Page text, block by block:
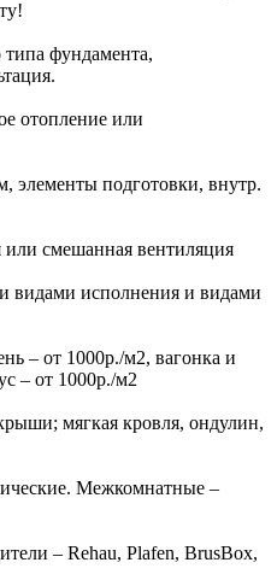
фундамента,
отопление или
элементы подготовки, внутр.
или смешанная вентиляция
видами исполнения и видами
– от 1000р./м2, вагонка и
– от 1000р./м2
мягкая кровля, ондулин,
Межкомнатные –
– Rehau, Plafen, BrusBox,